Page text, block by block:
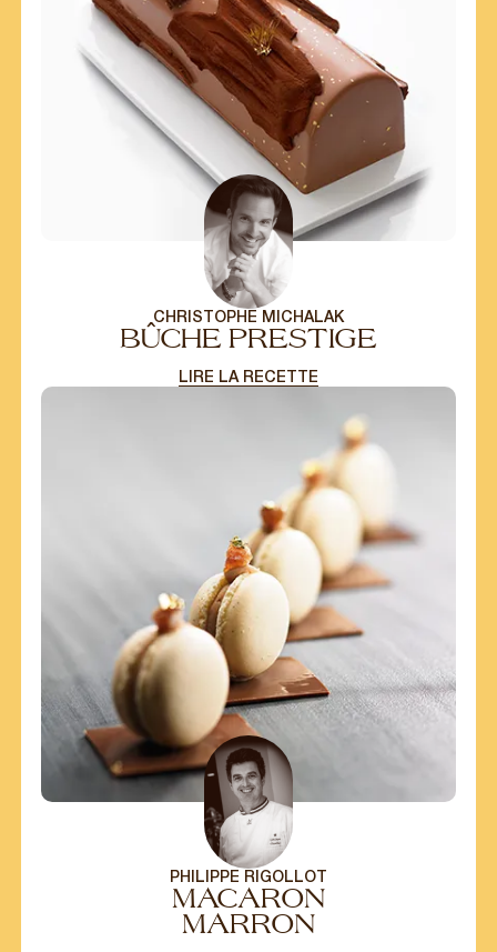
CHRISTOPHE MICHALAK
BÛCHE PRESTIGE
LIRE LA RECETTE
PHILIPPE RIGOLLOT
MACARON
MARRON